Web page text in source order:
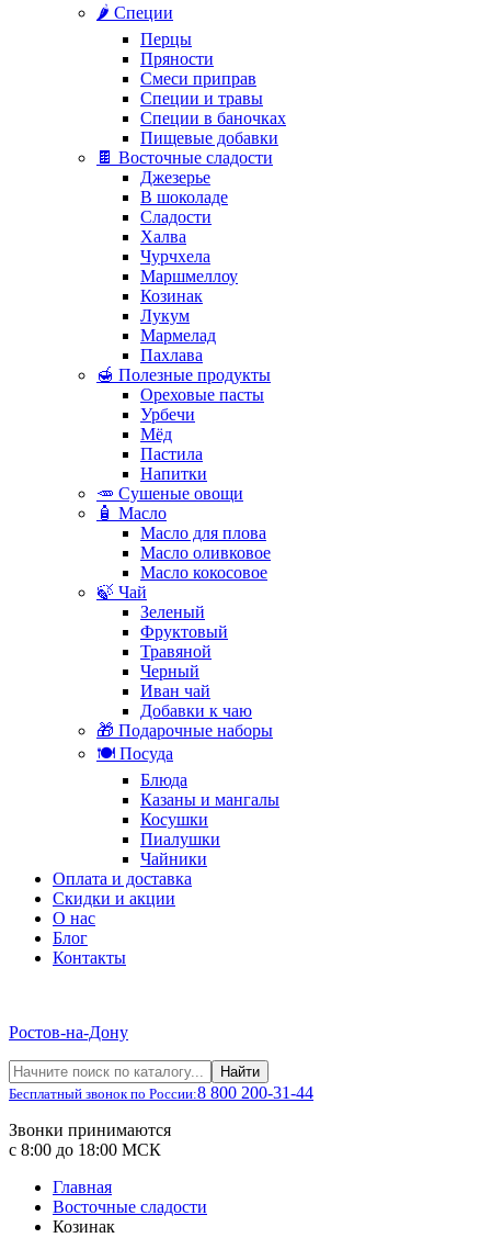
🌶️ Специи
Перцы
Пряности
Смеси приправ
Специи и травы
Специи в баночках
Пищевые добавки
🍫 Восточные сладости
Джезерье
В шоколаде
Сладости
Халва
Чурчхела
Маршмеллоу
Козинак
Лукум
Мармелад
Пахлава
🍯 Полезные продукты
Ореховые пасты
Урбечи
Мёд
Пастила
Напитки
🥕 Сушеные овощи
🧴 Масло
Масло для плова
Масло оливковое
Масло кокосовое
🍃 Чай
Зеленый
Фруктовый
Травяной
Черный
Иван чай
Добавки к чаю
🎁 Подарочные наборы
🍽️ Посуда
Блюда
Казаны и мангалы
Косушки
Пиалушки
Чайники
Оплата и доставка
Скидки и акции
О нас
Блог
Контакты
Ростов-на-Дону
Найти
Бесплатный звонок по России:8 800 200-31-44
Звонки принимаются
с 8:00 до 18:00 МСК
Главная
Восточные сладости
Козинак